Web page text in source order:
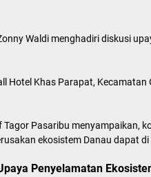
Waldi menghadiri diskusi
Hotel Khas Parapat,
Pasaribu menyampaikan,
ekosistem Danau dapat di
Penyelamatan